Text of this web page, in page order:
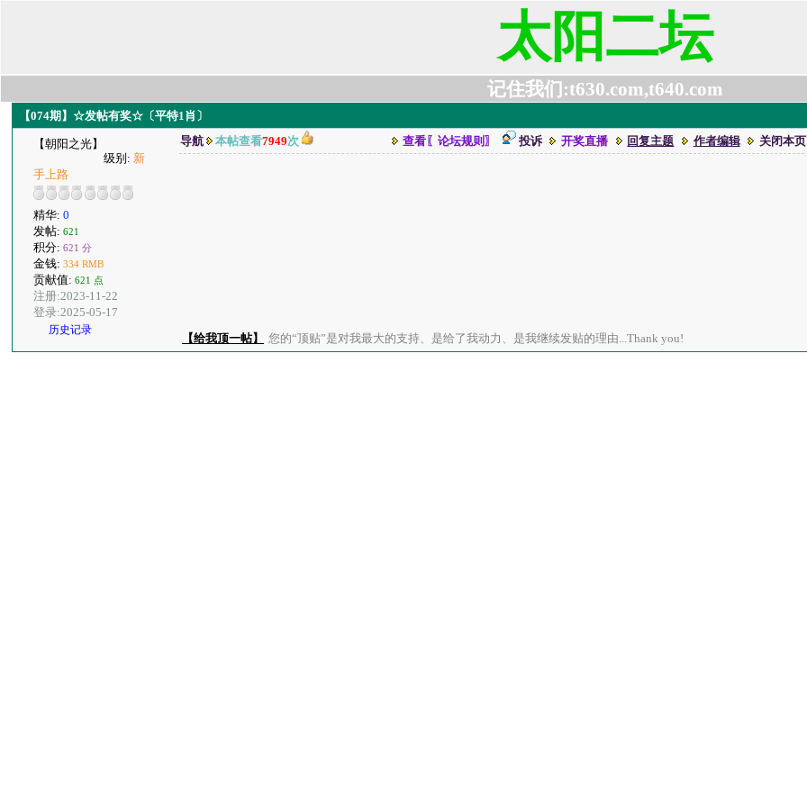
太阳二坛
记住我们:t630.com,t640.com
【074期】☆发帖有奖☆〔平特1肖〕
【朝阳之光】
级别: 新
手上路
精华:0
发帖:621
积分:621 分
金钱:334 RMB
贡献值:621 点
注册:2023-11-22
登录:2025-05-17
历史记录
导航 本帖查看7949次 查看〖论坛规则〗 投诉 开奖直播 回复主题 作者编辑 关闭本页
【给我顶一帖】 您的“顶贴”是对我最大的支持、是给了我动力、是我继续发贴的理由...Thank you!